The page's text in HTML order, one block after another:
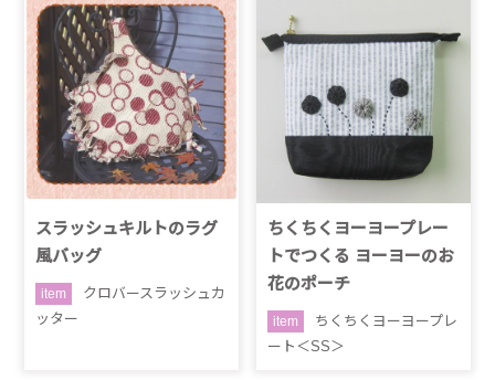
スラッシュキルトのラグ
風バッグ
item
クロバースラッシュカ
ッター
ちくちくヨーヨープレー
トでつくる ヨーヨーのお
花のポーチ
item
ちくちくヨーヨープレ
ート＜SS＞